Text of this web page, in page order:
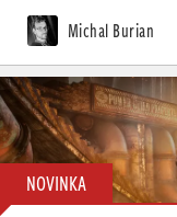
Michal Burian
NOVINKA